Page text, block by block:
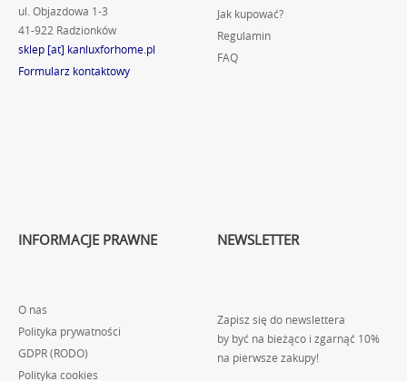
ul. Objazdowa 1-3
41-922 Radzionków
sklep [at] kanluxforhome.pl
Formularz kontaktowy
Jak kupować?
Regulamin
FAQ
INFORMACJE PRAWNE
O nas
Polityka prywatności
GDPR (RODO)
Polityka cookies
NEWSLETTER
Zapisz się do newslettera
by być na bieżąco i zgarnąć 10%
na pierwsze zakupy!